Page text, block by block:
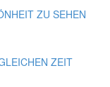
ZU SEHEN
ZEIT